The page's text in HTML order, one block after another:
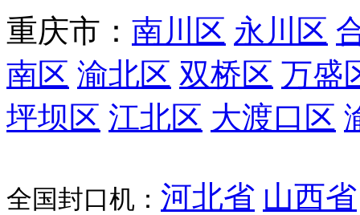
重庆市 ： 南川区 永川区
南区 渝北区 双桥区 万盛
坪坝区 江北区 大渡口区
全国封口机： 河北省 山西省